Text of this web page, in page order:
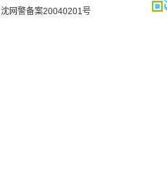
沈网警备案20040201号